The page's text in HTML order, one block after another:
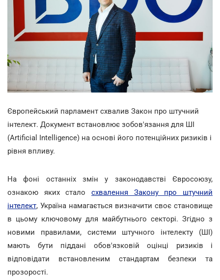
Європейський парламент схвалив Закон про штучний
інтелект. Документ встановлює зобов'язання для ШІ
(Artificial Intelligence) на основі його потенційних ризиків і
рівня впливу.
На фоні останніх змін у законодавстві Євросоюзу,
ознакою яких стало схвалення Закону про штучний
інтелект, Україна намагається визначити своє становище
в цьому ключовому для майбутнього секторі. Згідно з
новими правилами, системи штучного інтелекту (ШІ)
мають бути піддані обов'язковій оцінці ризиків і
відповідати встановленим стандартам безпеки та
прозорості.